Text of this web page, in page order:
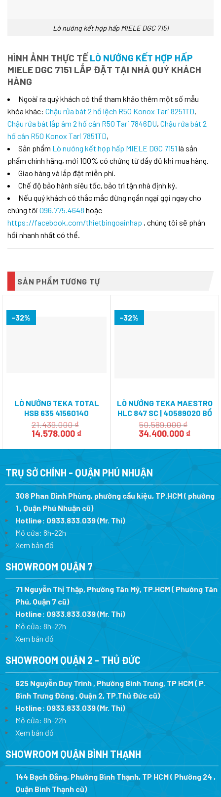
Lò nướng kết hợp hấp MIELE DGC 7151
HÌNH ẢNH THỰC TẾ LÒ NƯỚNG KẾT HỢP HẤP
MIELE DGC 7151 LẮP ĐẶT TẠI NHÀ QUÝ KHÁCH
HÀNG
Ngoài ra quý khách có thể tham khảo thêm một số mẫu
khóa khác: Chậu rửa bát 2 hố lệch R50 Konox Tari 8251TD,
Chậu rửa bát lắp âm 2 hố cân R50 Tari 7846DU, Chậu rửa bát 2
hố cân R50 Konox Tari 7851TD,
Sản phẩm Lò nướng kết hợp hấp MIELE DGC 7151 là sản
phẩm chính hãng, mới 100% có chứng từ đầy đủ khi mua hàng.
Giao hàng và lắp đặt miễn phí.
Chế độ bảo hành siêu tốc, bảo trì tận nhà định kỳ.
Nếu quý khách có thắc mắc đừng ngần ngại gọi ngay cho
chúng tôi 096.775.4648 hoặc
https://facebook.com/thietbingoainhap , chúng tôi sẽ phản
hồi nhanh nhất có thể.
SẢN PHẨM TƯƠNG TỰ
-32%
LÒ NƯỚNG TEKA TOTAL
HSB 635 41560140
21.439.000₫
Giá
là:
14.578.000 ₫Giá
tại
14.578.000 ₫.
-32%
LÒ NƯỚNG TEKA MAESTRO
HLC 847 SC | 40589020 BỒ
ĐÀO NHA
50.589.000₫
Giá
là:
34.400.000 ₫Giá
tại
TRỤ SỞ CHÍNH - QUẬN PHÚ NHUẬN
308 Phan Đình Phùng, phường cầu kiệu, TP.HCM ( phường
1 , Quận Phú Nhuận cũ)
Hotline: 0933.833.039(Mr. Thi)
Mở cửa: 8h-22h
Xem bản đồ
SHOWROOM QUẬN 7
71 Nguyễn Thị Thập, Phường Tân Mỹ, TP.HCM ( Phường Tân
Phú, Quận 7 cũ)
Hotline: 0933.833.039(Mr. Thi)
Mở cửa: 8h-22h
Xem bản đồ
SHOWROOM QUẬN 2 - THỦ ĐỨC
625 Nguyễn Duy Trinh , Phường Bình Trưng, TP HCM ( P.
Bình Trưng Đông , Quận 2, TP.Thủ Đức cũ)
Hotline: 0933.833.039(Mr. Thi)
Mở cửa: 8h-22h
Xem bản đồ
SHOWROOM QUẬN BÌNH THẠNH
144 Bạch Đằng, Phường Bình Thạnh, TP HCM ( Phường 24 ,
Quận Bình Thạnh cũ)